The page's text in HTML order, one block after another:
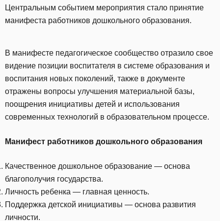
Центральным событием мероприятия стало принятие
манифеста работников дошкольного образования.
В манифесте педагогическое сообщество отразило свое
видение позиции воспитателя в системе образования и
воспитания новых поколений, также в документе
отражены вопросы улучшения материальной базы,
поощрения инициативы детей и использования
современных технологий в образовательном процессе.
Манифест работников дошкольного образования
Качественное дошкольное образование — основа
благополучия государства.
Личность ребенка — главная ценность.
Поддержка детской инициативы — основа развития
личности.